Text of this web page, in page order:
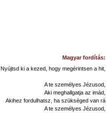
Magyar fordítás:
Nyújtsd ki a kezed, hogy megérintsen a hit,
A te személyes Jézusod,
Aki meghallgatja az imád,
Akihez fordulhatsz, ha szükséged van rá
A te személyes Jézusod,